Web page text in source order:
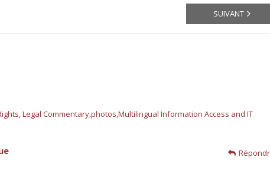
SUIVANT
Legal Commentary,photos,Multilingual Information Access and IT